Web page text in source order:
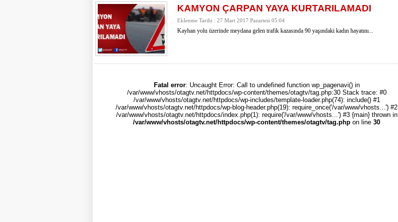
KAMYON ÇARPAN YAYA KURTARILAMADI
Eklenme Tarihi : 27 Mart 2017 Pazartesi 05:04
Kayhan yolu üzerinde meydana gelen trafik kazasında 90 yaşındaki kadın hayatını...
Fatal error: Uncaught Error: Call to undefined function wp_pagenavi() in
/var/www/vhosts/otagtv.net/httpdocs/wp-content/themes/otagtv/tag.php:30 Stack trace: #0
/var/www/vhosts/otagtv.net/httpdocs/wp-includes/template-loader.php(74): include() #1
/var/www/vhosts/otagtv.net/httpdocs/wp-blog-header.php(19): require_once('/var/www/vhosts...') #2
/var/www/vhosts/otagtv.net/httpdocs/index.php(1): require('/var/www/vhosts...') #3 {main} thrown in
/var/www/vhosts/otagtv.net/httpdocs/wp-content/themes/otagtv/tag.php on line 30